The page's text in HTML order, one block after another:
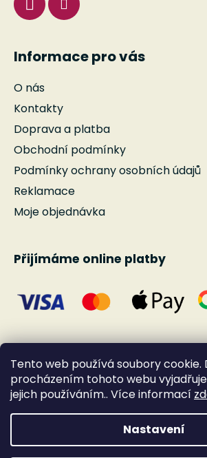
Tento web používá soubory cookie.
procházením tohoto webu
jejich používáním.. Více informací
Nastavení
Informace pro vás
O nás
Kontakty
Doprava a platba
Obchodní podmínky
Podmínky ochrany osobních údajů
Reklamace
Moje objednávka
Přijímáme online platby